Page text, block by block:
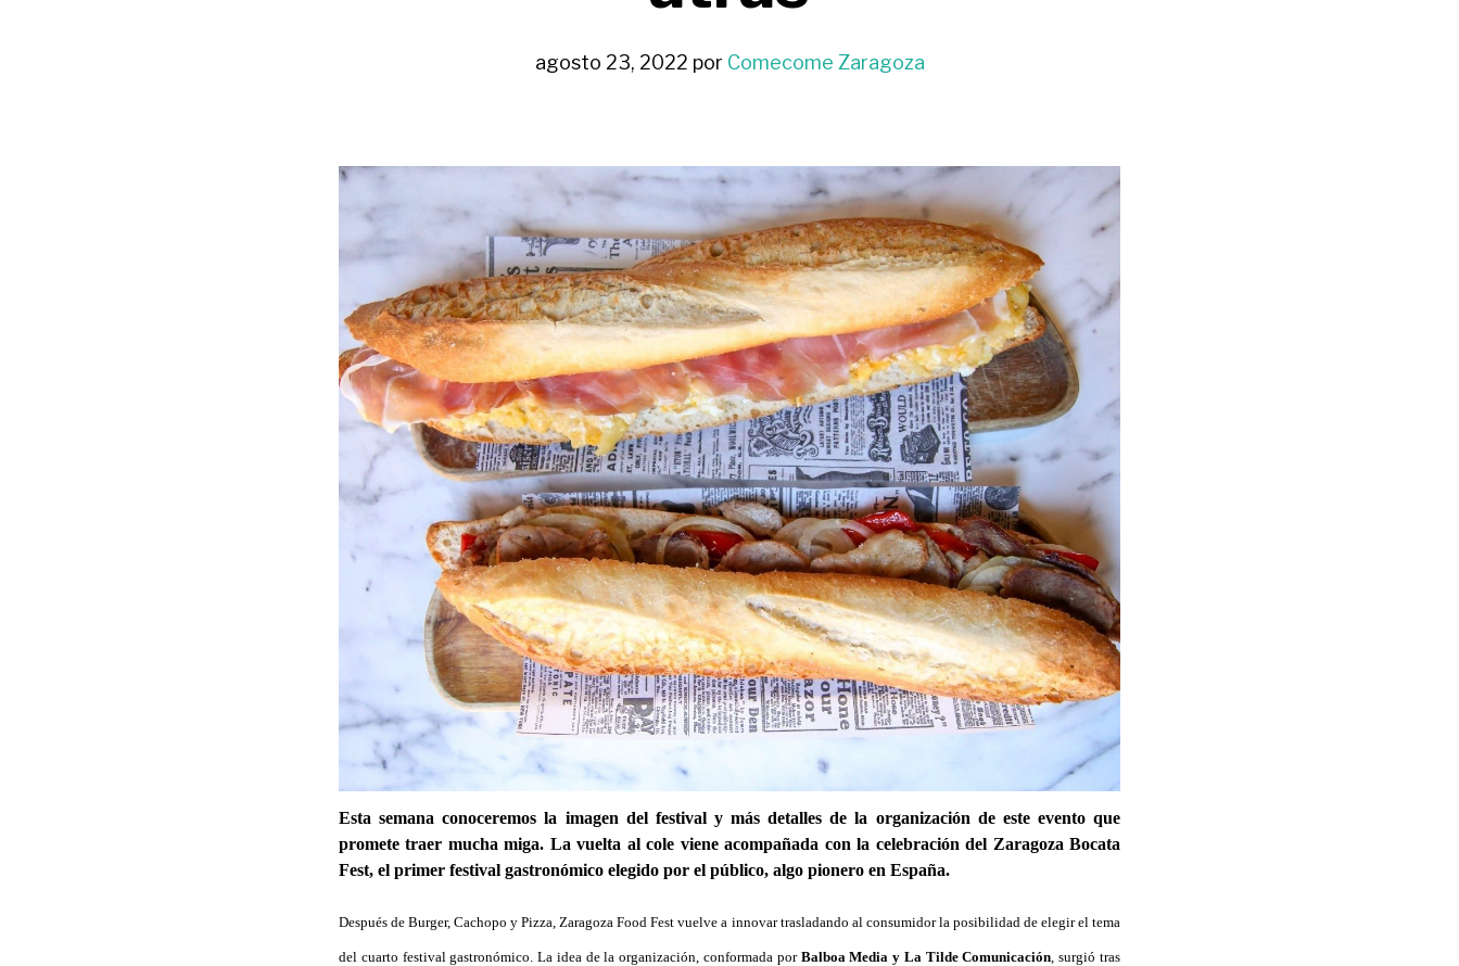
agosto 23, 2022 por Comecome Zaragoza
Esta semana conoceremos la imagen del festival y más detalles de la organización de este evento que
promete traer mucha miga. La vuelta al cole viene acompañada con la celebración del Zaragoza Bocata
Fest, el primer festival gastronómico elegido por el público, algo pionero en España.
Después de Burger, Cachopo y Pizza, Zaragoza Food Fest vuelve a innovar trasladando al consumidor la posibilidad de elegir el tema
del cuarto festival gastronómico. La idea de la organización, conformada por Balboa Media y La Tilde Comunicación, surgió tras